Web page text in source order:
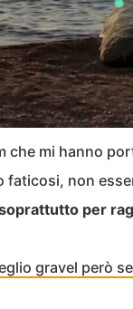
mi hanno
faticosi, non
per
gravel però